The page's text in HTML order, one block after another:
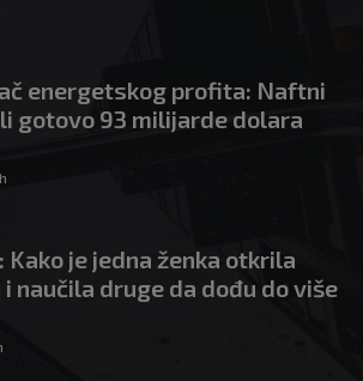
energetskog profita: Naftni
gotovo 93 milijarde dolara
Kako je jedna ženka otkrila
naučila druge da dođu do više